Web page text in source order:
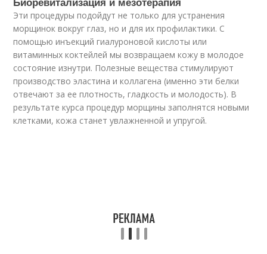
Эти процедуры подойдут не только для устранения
морщинок вокруг глаз, но и для их профилактики. С
помощью инъекций гиалуроновой кислоты или
витаминных коктейлей мы возвращаем кожу в молодое
состояние изнутри. Полезные вещества стимулируют
производство эластина и коллагена (именно эти белки
отвечают за ее плотность, гладкость и молодость). В
результате курса процедур морщины заполнятся новыми
клетками, кожа станет увлажненной и упругой.